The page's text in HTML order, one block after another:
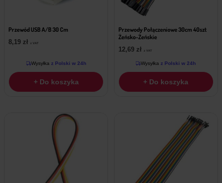
Przewód USB A/B 30 Cm
8,19 zł z VAT
Wysyłka z Polski w 24h
+ Do koszyka
Przewody Połączeniowe 30cm 40szt
Żeńsko-Żeńskie
12,69 zł z VAT
Wysyłka z Polski w 24h
+ Do koszyka